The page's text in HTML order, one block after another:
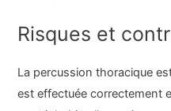
Risques et
La percussion thoracique
est effectuée correctement